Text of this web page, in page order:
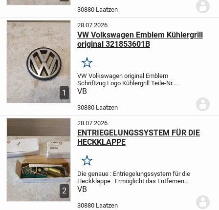
VWPassend für Fahrzeugtyp:
30880 Laatzen
1
28.07.2026
VW Volkswagen Emblem Kühlergrill
original 321853601B
Merken
VW Volkswagen original Emblem
Schriftzug Logo Kühlergrill Teile-Nr.
321853601B.
191853601H WV9, 321853601B,
VB
30880 Laatzen
2
28.07.2026
ENTRIEGELUNGSSYSTEM FÜR DIE
HECKKLAPPE
Merken
Die genaue : Entriegelungssystem für die
Heckklappe
Ermöglicht das Entfernen
und Ersetzen des Schlosses der hinteren
glatt streichen.
VB
30880 Laatzen